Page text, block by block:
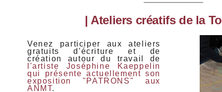
| Ateliers créatifs de la
Venez participer aux ateliers
gratuits d'écriture et de
création autour du travail de
l'artiste Joséphine Kaeppelin
qui présente actuellement son
exposition "PATRONS" aux
ANMT.